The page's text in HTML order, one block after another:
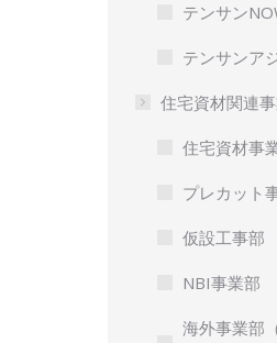
テンサン
テンサンア
住宅資材関連
住宅資材事
プレカット
仮設工事部
NBI事業部
海外事業部